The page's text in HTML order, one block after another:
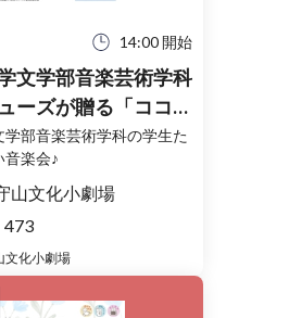
14:00 開始
文学部音楽芸術学科
ーズが贈る「ココロ
の楽しい音楽会
部音楽芸術学科の学生た
音楽会♪
山文化小劇場
473
文化小劇場